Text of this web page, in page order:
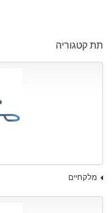
תת קטגוריה
מלקחיים